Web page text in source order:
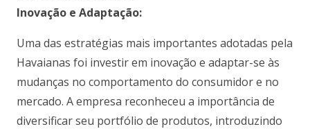
Inovação e Adaptação:
Uma das estratégias mais importantes adotadas pela
Havaianas foi investir em inovação e adaptar-se às
mudanças no comportamento do consumidor e no
mercado. A empresa reconheceu a importância de
diversificar seu portfólio de produtos, introduzindo